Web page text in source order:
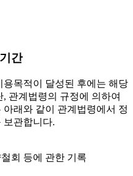
간
목적이 달성된 후에는 해당
관계법령의 규정에 의하여
래와 같이 관계법령에서 정
보관합니다.
회 등에 관한 기록